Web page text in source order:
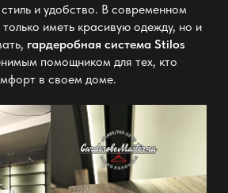
и удобство. В современном
иметь красивую одежду, но и
гардеробная система Stilos
помощником для тех, кто
в своем доме.